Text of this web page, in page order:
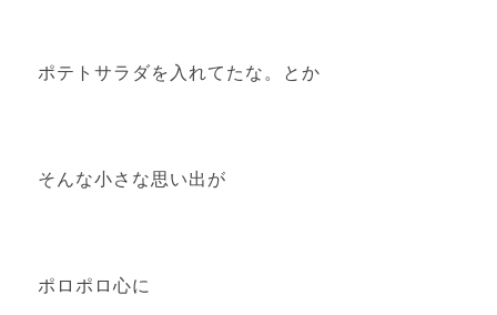
ポテトサラダを入れてたな。とか
そんな小さな思い出が
ポロポロ心に